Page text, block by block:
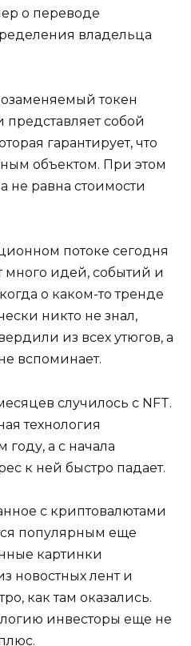
о переводе
владельца
токен
собой
гарантирует, что
объектом. При этом
не равна стоимости
потоке сегодня
много идей, событий и
о каком-то тренде
никто не знал,
из всех утюгов, а
вспоминает.
случилось с NFT.
технология
а с начала
к ней быстро падает.
с криптовалютами
популярным еще
картинки
новостных лент и
как там оказались.
инвесторы еще не